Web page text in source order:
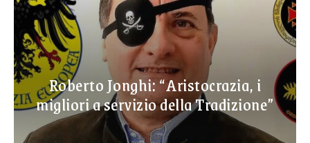
Roberto Jonghi: “Aristocrazia, i
migliori a servizio della Tradizione”